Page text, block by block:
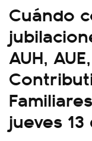
Cuándo
AUH,
jueves